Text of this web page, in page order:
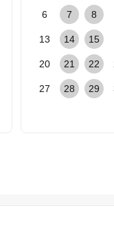
6 7 8
13 14 15
20 21 22
27 28 29